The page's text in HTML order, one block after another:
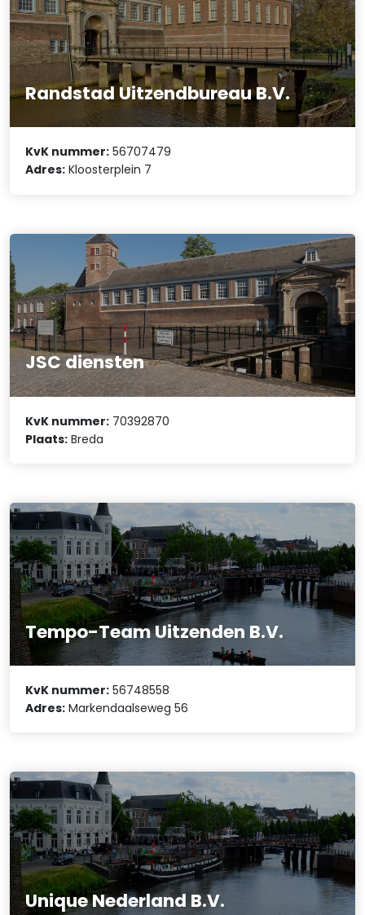
Randstad Uitzendbureau B.V.
KvK nummer: 56707479
Adres: Kloosterplein 7
JSC diensten
KvK nummer: 70392870
Plaats: Breda
Tempo-Team Uitzenden B.V.
KvK nummer: 56748558
Adres: Markendaalseweg 56
Unique Nederland B.V.